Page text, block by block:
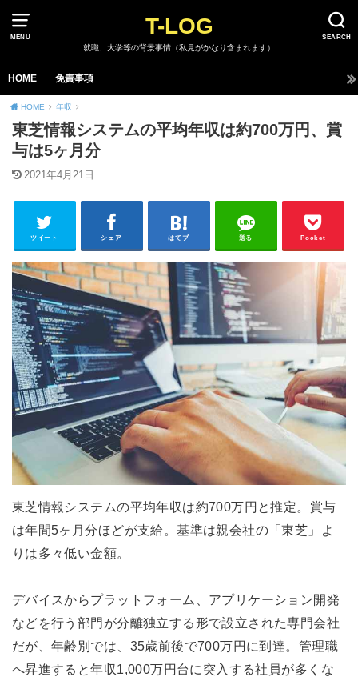
MENU SEARCH
T-LOG
就職、大学等の背景事情（私見がかなり含まれます）
HOME 免責事項
HOME 年収
東芝情報システムの平均年収は約700万円、賞
与は5ヶ月分
2021年4月21日
ツイート シェア はてブ 送る Pocket
東芝情報システムの平均年収は約700万円と推定。賞与
は年間5ヶ月分ほどが支給。基準は親会社の「東芝」よ
りは多々低い金額。
デバイスからプラットフォーム、アプリケーション開発
などを行う部門が分離独立する形で設立された専門会社
だが、年齢別では、35歳前後で700万円に到達。管理職
へ昇進すると年収1,000万円台に突入する社員が多くな